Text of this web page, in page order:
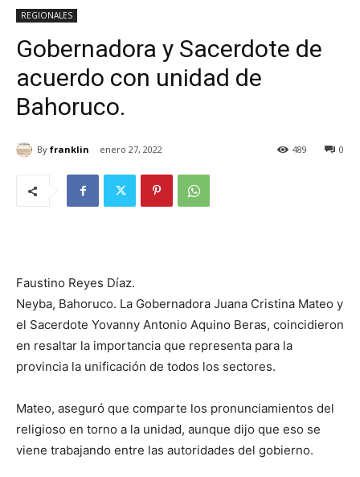
REGIONALES
Gobernadora y Sacerdote de
acuerdo con unidad de
Bahoruco.
By franklin enero 27, 2022 0
489
Faustino Reyes Díaz.
Neyba, Bahoruco. La Gobernadora Juana Cristina Mateo y
el Sacerdote Yovanny Antonio Aquino Beras, coincidieron
en resaltar la importancia que representa para la
provincia la unificación de todos los sectores.
Mateo, aseguró que comparte los pronunciamientos del
religioso en torno a la unidad, aunque dijo que eso se
viene trabajando entre las autoridades del gobierno.